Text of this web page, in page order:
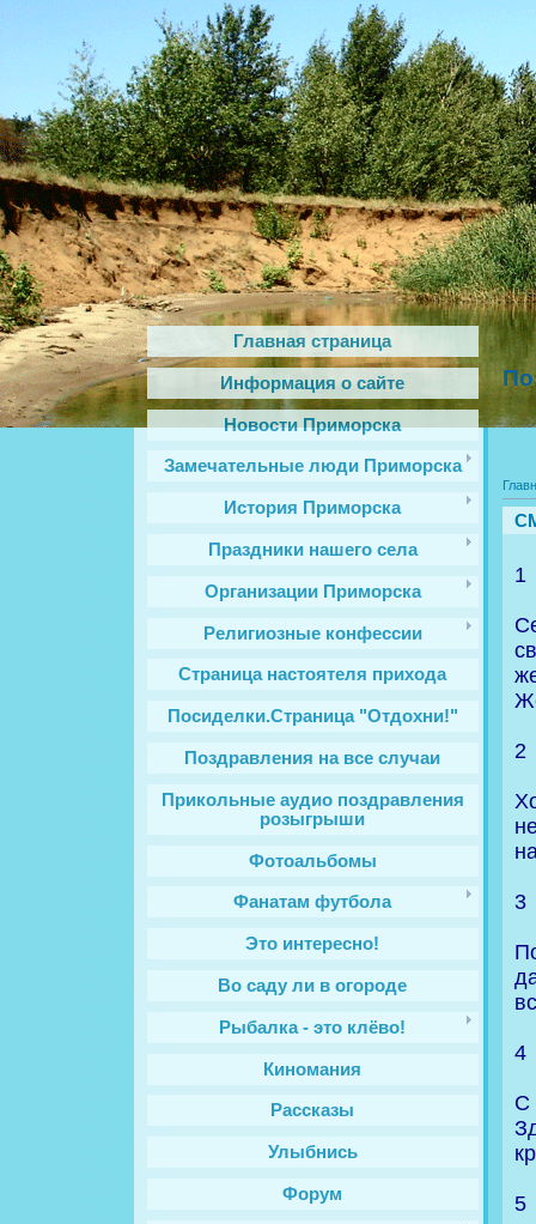
Главная страница
Информация о сайте
Новости Приморска
Замечательные люди Приморска
История Приморска
Праздники нашего села
Организации Приморска
Религиозные конфессии
Cтраница настоятеля прихода
Посиделки.Страница "Отдохни!"
Поздравления на все случаи
Прикольные аудио поздравления
розыгрыши
Фотоальбомы
Фанатам футбола
Это интересно!
Во саду ли в огороде
Рыбалка - это клёво!
Киномания
Рассказы
Улыбнись
Форум
1
2
3
4
С
5